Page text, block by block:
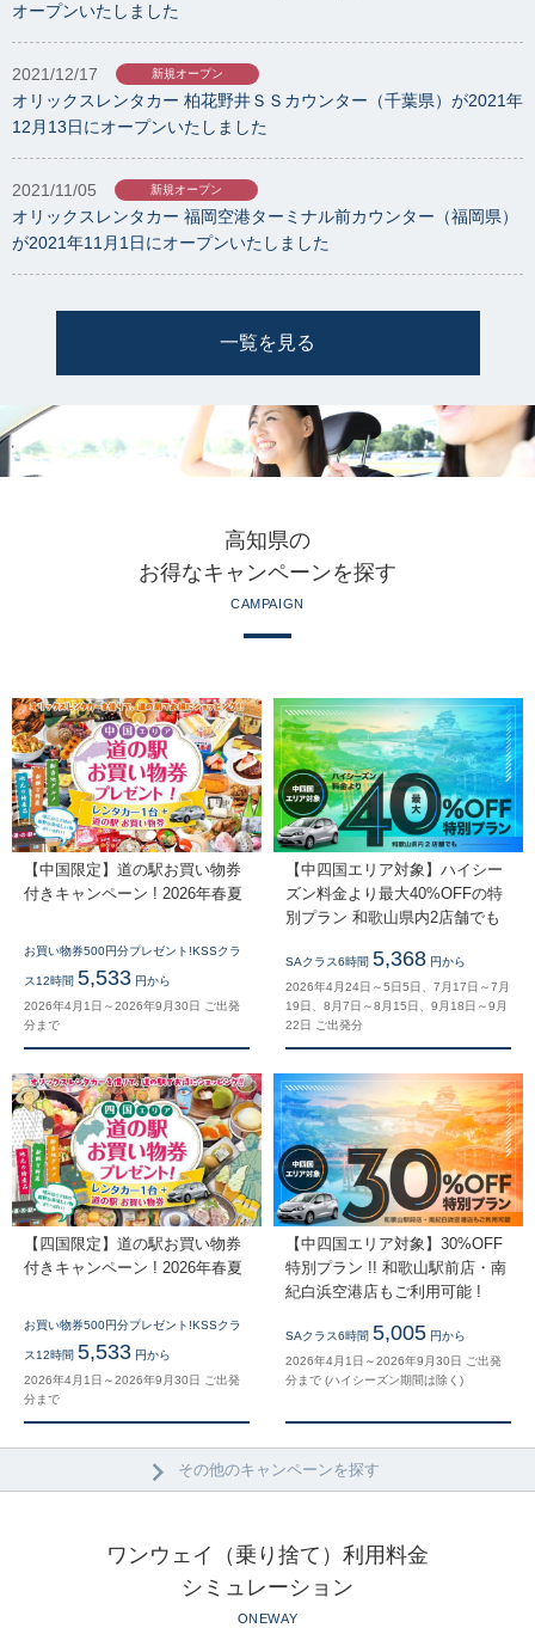
オープンいたしました
2021/12/17 新規オープン
オリックスレンタカー 柏花野井ＳＳカウンター（千葉県）が2021年
12月13日にオープンいたしました
2021/11/05 新規オープン
オリックスレンタカー 福岡空港ターミナル前カウンター（福岡県）
が2021年11月1日にオープンいたしました
一覧を見る
高知県の
お得なキャンペーンを探す
CAMPAIGN
【中国限定】道の駅お買い物券
付きキャンペーン ! 2026年春夏
お買い物券500円分プレゼント!KSSクラ
ス12時間 5,533 円から
2026年4月1日～2026年9月30日 ご出発
分まで
【中四国エリア対象】ハイシー
ズン料金より最大40%OFFの特
別プラン 和歌山県内2店舗でも
SAクラス6時間 5,368 円から
2026年4月24日～5日5日、7月17日～7月
19日、8月7日～8月15日、9月18日～9月
22日 ご出発分
【四国限定】道の駅お買い物券
付きキャンペーン ! 2026年春夏
お買い物券500円分プレゼント!KSSクラ
ス12時間 5,533 円から
2026年4月1日～2026年9月30日 ご出発
分まで
【中四国エリア対象】30%OFF
特別プラン !! 和歌山駅前店・南
紀白浜空港店もご利用可能 !
SAクラス6時間 5,005 円から
2026年4月1日～2026年9月30日 ご出発
分まで (ハイシーズン期間は除く)
その他のキャンペーンを探す
ワンウェイ（乗り捨て）利用料金
シミュレーション
ONEWAY